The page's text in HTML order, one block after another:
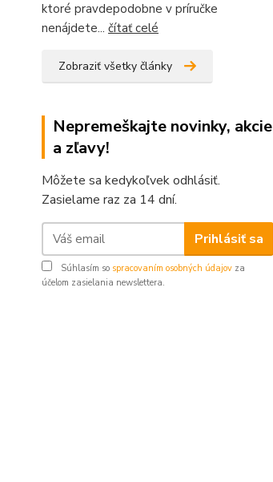
ktoré pravdepodobne v príručke
nenájdete... čítať celé
Zobraziť všetky články
Nepremeškajte novinky, akcie
a zľavy!
Môžete sa kedykoľvek odhlásiť.
Zasielame raz za 14 dní.
Prihlásiť sa
Súhlasím so spracovaním osobných údajov za
účelom zasielania newslettera.